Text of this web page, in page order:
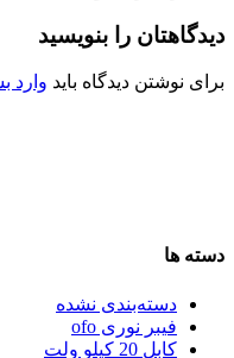
دیدگاهتان را بنویسید
برای نوشتن دیدگاه باید وارد
دسته ها
دسته‌بندی نشده
فیبر نوری ofo
کابل 20 کیلو ولت